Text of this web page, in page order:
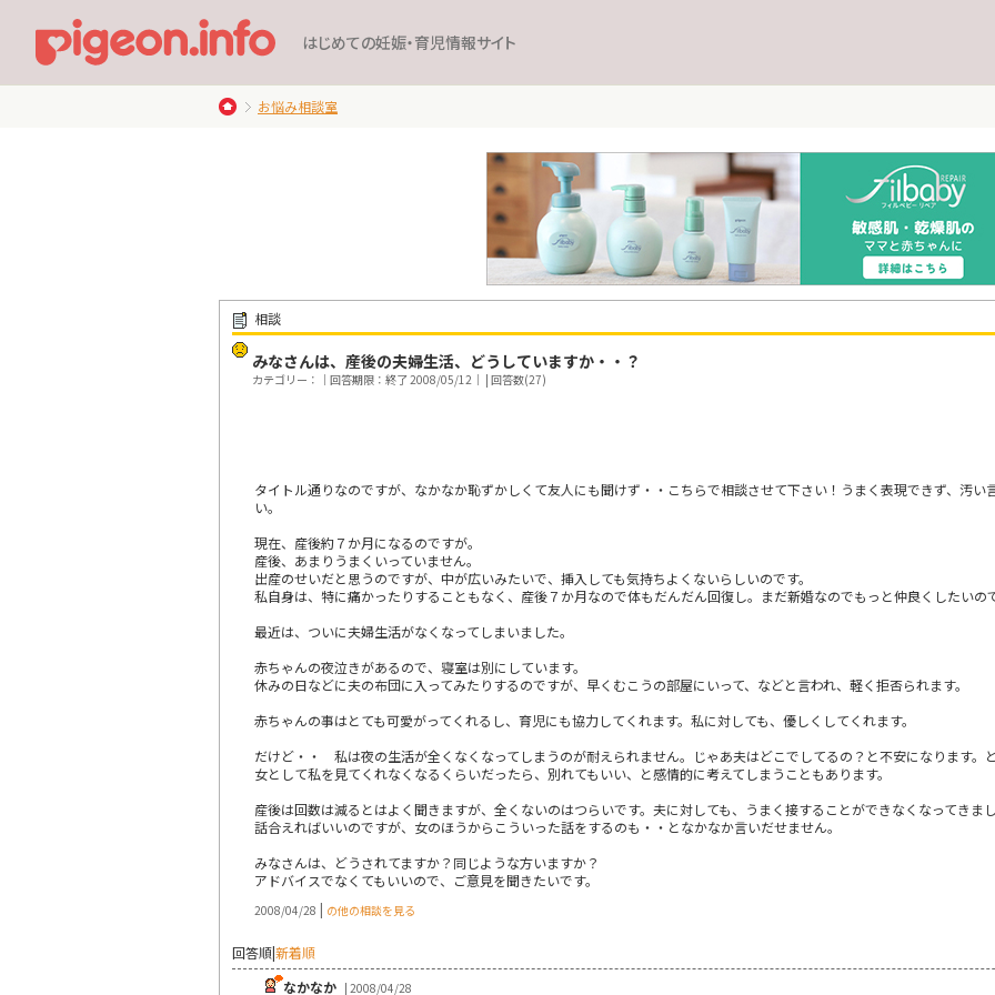
はじめての妊娠・育児情報サイト
お悩み相談室
相談
みなさんは、産後の夫婦生活、どうしていますか・・？
カテゴリー：｜回答期限：終了 2008/05/12｜ | 回答数(27)
タイトル通りなのですが、なかなか恥ずかしくて友人にも聞けず・・こちらで相談させて下さい！うまく表現できず、汚い
い。
現在、産後約７か月になるのですが。
産後、あまりうまくいっていません。
出産のせいだと思うのですが、中が広いみたいで、挿入しても気持ちよくないらしいのです。
私自身は、特に痛かったりすることもなく、産後７か月なので体もだんだん回復し。まだ新婚なのでもっと仲良くしたいので
最近は、ついに夫婦生活がなくなってしまいました。
赤ちゃんの夜泣きがあるので、寝室は別にしています。
休みの日などに夫の布団に入ってみたりするのですが、早くむこうの部屋にいって、などと言われ、軽く拒否られます。
赤ちゃんの事はとても可愛がってくれるし、育児にも協力してくれます。私に対しても、優しくしてくれます。
だけど・・ 私は夜の生活が全くなくなってしまうのが耐えられません。じゃあ夫はどこでしてるの？と不安になります。と
女として私を見てくれなくなるくらいだったら、別れてもいい、と感情的に考えてしまうこともあります。
産後は回数は減るとはよく聞きますが、全くないのはつらいです。夫に対しても、うまく接することができなくなってきまし
話合えればいいのですが、女のほうからこういった話をするのも・・となかなか言いだせません。
みなさんは、どうされてますか？同じような方いますか？
アドバイスでなくてもいいので、ご意見を聞きたいです。
2008/04/28 | の他の相談を見る
回答順|新着順
なかなか | 2008/04/28